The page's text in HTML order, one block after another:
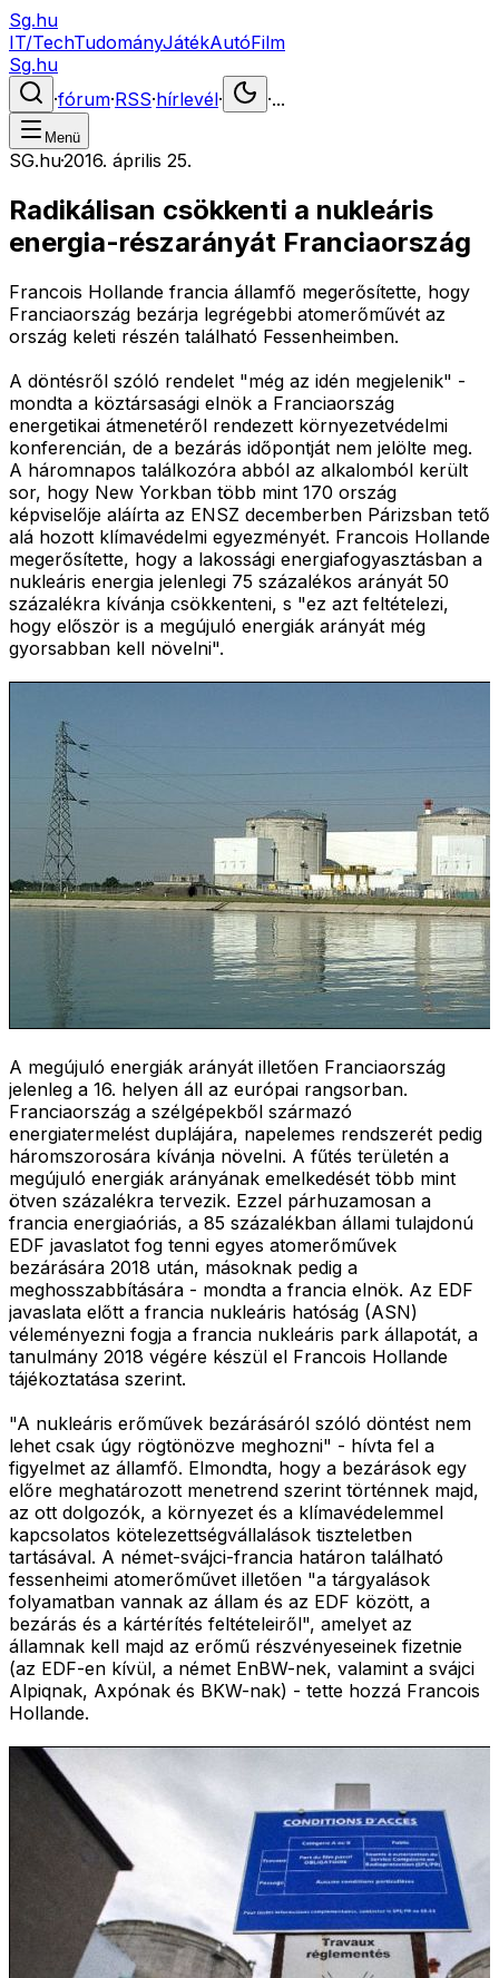
Sg.hu
IT/TechTudományJátékAutóFilm
Sg.hu
·fórum·RSS·hírlevél· ·...
Menü
SG.hu·2016. április 25.
Radikálisan csökkenti a nukleáris
energia-részarányát Franciaország
Francois Hollande francia államfő megerősítette, hogy
Franciaország bezárja legrégebbi atomerőművét az
ország keleti részén található Fessenheimben.
A döntésről szóló rendelet "még az idén megjelenik" -
mondta a köztársasági elnök a Franciaország
energetikai átmenetéről rendezett környezetvédelmi
konferencián, de a bezárás időpontját nem jelölte meg.
A háromnapos találkozóra abból az alkalomból került
sor, hogy New Yorkban több mint 170 ország
képviselője aláírta az ENSZ decemberben Párizsban tető
alá hozott klímavédelmi egyezményét. Francois Hollande
megerősítette, hogy a lakossági energiafogyasztásban a
nukleáris energia jelenlegi 75 százalékos arányát 50
százalékra kívánja csökkenteni, s "ez azt feltételezi,
hogy először is a megújuló energiák arányát még
gyorsabban kell növelni".
A megújuló energiák arányát illetően Franciaország
jelenleg a 16. helyen áll az európai rangsorban.
Franciaország a szélgépekből származó
energiatermelést duplájára, napelemes rendszerét pedig
háromszorosára kívánja növelni. A fűtés területén a
megújuló energiák arányának emelkedését több mint
ötven százalékra tervezik. Ezzel párhuzamosan a
francia energiaóriás, a 85 százalékban állami tulajdonú
EDF javaslatot fog tenni egyes atomerőművek
bezárására 2018 után, másoknak pedig a
meghosszabbítására - mondta a francia elnök. Az EDF
javaslata előtt a francia nukleáris hatóság (ASN)
véleményezni fogja a francia nukleáris park állapotát, a
tanulmány 2018 végére készül el Francois Hollande
tájékoztatása szerint.
"A nukleáris erőművek bezárásáról szóló döntést nem
lehet csak úgy rögtönözve meghozni" - hívta fel a
figyelmet az államfő. Elmondta, hogy a bezárások egy
előre meghatározott menetrend szerint történnek majd,
az ott dolgozók, a környezet és a klímavédelemmel
kapcsolatos kötelezettségvállalások tiszteletben
tartásával. A német-svájci-francia határon található
fessenheimi atomerőművet illetően "a tárgyalások
folyamatban vannak az állam és az EDF között, a
bezárás és a kártérítés feltételeiről", amelyet az
államnak kell majd az erőmű részvényeseinek fizetnie
(az EDF-en kívül, a német EnBW-nek, valamint a svájci
Alpiqnak, Axpónak és BKW-nak) - tette hozzá Francois
Hollande.